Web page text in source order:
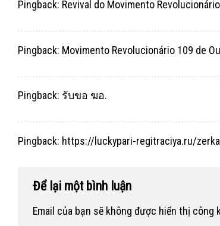
Pingback: Revival do Movimento
Pingback: Movimento Revolucionário 109 de
Pingback: รับขอ ฆอ.
Pingback: https://luckypari-regitraciya.ru/
Để lại một bình luận
Email của bạn sẽ không được hiển thị công